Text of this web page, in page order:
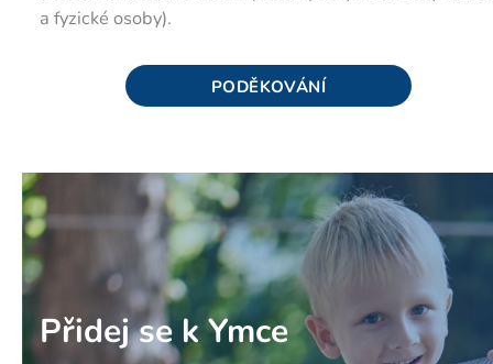
a fyzické osoby).
PODĚKOVÁNÍ
Přidej se k Ymce